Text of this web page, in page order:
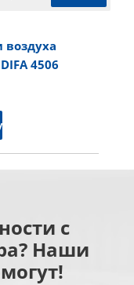
воздуха
4506
с
Наши